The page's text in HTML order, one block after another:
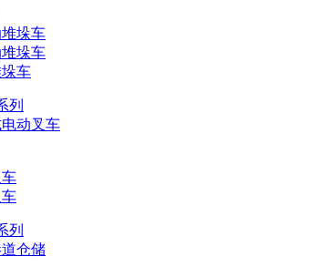
垛车
垛车
车
列
动叉车
列
仓储